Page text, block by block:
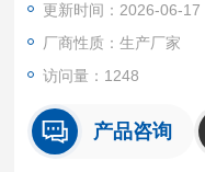
更新时间：2026-06-17
厂商性质：生产厂家
访问量：1248
产品咨询